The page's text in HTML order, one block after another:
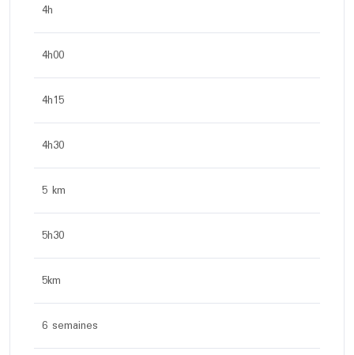
4h
4h00
4h15
4h30
5 km
5h30
5km
6 semaines